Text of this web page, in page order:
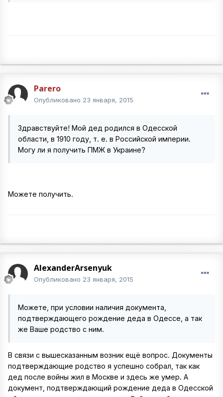
Parero
Опубликовано 23 января, 2015
Здравствуйте! Мой дед родился в Одесской
области, в 1910 году, т. е. в Российской империи.
Могу ли я получить ПМЖ в Украине?
Можете получить.
AlexanderArsenyuk
Опубликовано 23 января, 2015
Можете, при условии наличия документа,
подтверждающего рождение деда в Одессе, а так
же Ваше родство с ним.
В связи с вышесказанным возник ещё вопрос. Документы
подтверждающие родство я успешно собрал, так как
дед после войны жил в Москве и здесь же умер. А
документ, подтверждающий рождение деда в Одесской